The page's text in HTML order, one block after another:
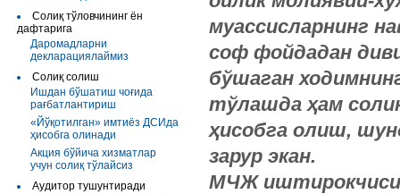
Солиқ тўловчининг ён
дафтарига
Даромадларни
декларациялаймиз
Солиқ солиш
Ишдан бўшатиш чоғида
рағбатлантириш
«Йўқотилган» имтиёз ДСИда
ҳисобга олинади
Акция бўйича хизматлар
учун солиқ тўлайсиз
Аудитор тушунтиради
муассисларнинг
соф фойдадан
бўшаган
тўлашда ҳам
ҳисобга олиш,
зарур экан.
МЧЖ иштирокчиси